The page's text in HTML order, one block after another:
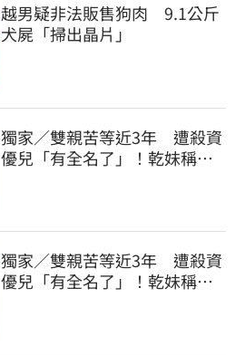
越男疑非法販售狗肉 9.1公斤
犬屍「掃出晶片」
獨家／雙親苦等近3年 遭殺資
優兒「有全名了」！乾妹稱賠
獨家／雙親苦等近3年 遭殺資
優兒「有全名了」！乾妹稱賠